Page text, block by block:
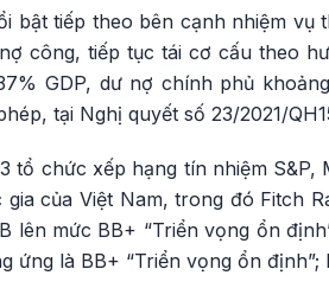
bật tiếp theo bên cạnh nhiệm
công, tiếp tục tái cơ cấu theo
GDP, dư nợ chính phủ
tại Nghị quyết số 23/2021/
tổ chức xếp hạng tín nhiệm S&P,
của Việt Nam, trong đó Fitch
lên mức BB+ “Triển vọng ổn
ứng là BB+ “Triển vọng ổn định”;